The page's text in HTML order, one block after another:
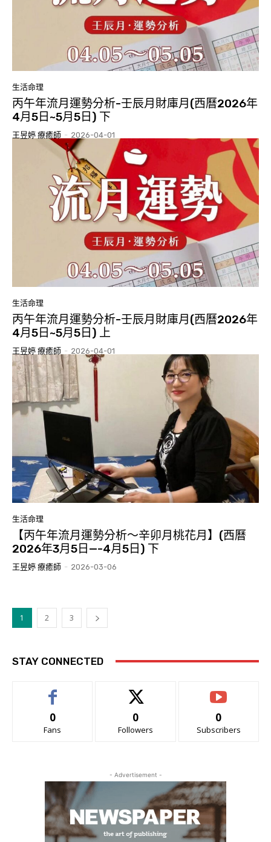
生活命理
丙午年流月運勢分析-壬辰月財庫月(西曆2026年
4月5日~5月5日) 下
王昱婷 療癒師 - 2026-04-01
生活命理
丙午年流月運勢分析-壬辰月財庫月(西曆2026年
4月5日~5月5日) 上
王昱婷 療癒師 - 2026-04-01
生活命理
【丙午年流月運勢分析～辛卯月桃花月】(西曆
2026年3月5日—-4月5日) 下
王昱婷 療癒師 - 2026-03-06
1 2 3
STAY CONNECTED
0
Fans
0
Followers
0
Subscribers
- Advertisement -